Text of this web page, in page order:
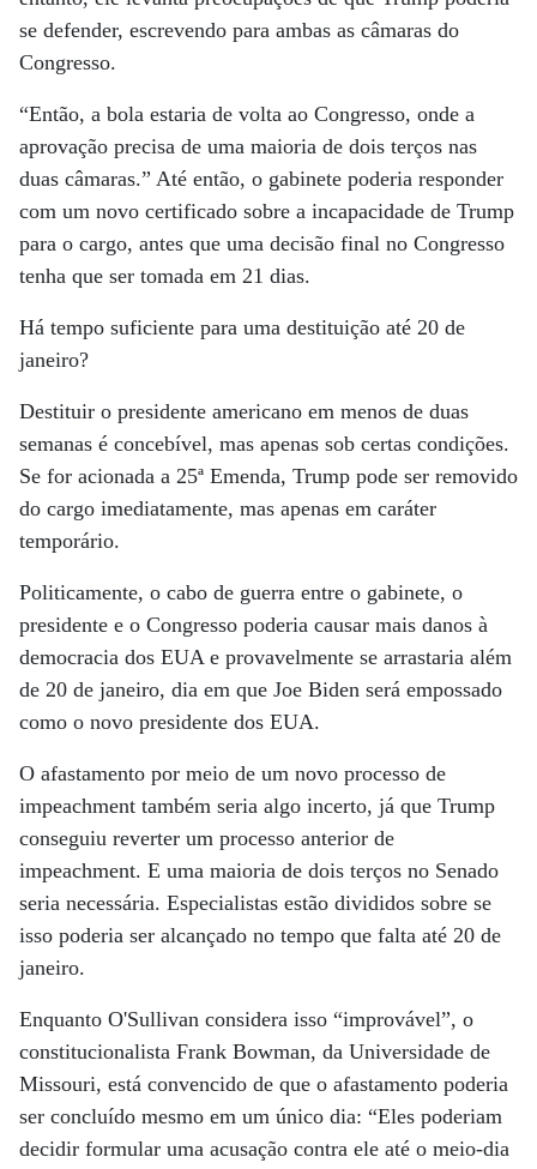
se defender, escrevendo para ambas as câmaras do
Congresso.
“Então, a bola estaria de volta ao Congresso, onde a
aprovação precisa de uma maioria de dois terços nas
duas câmaras.” Até então, o gabinete poderia responder
com um novo certificado sobre a incapacidade de Trump
para o cargo, antes que uma decisão final no Congresso
tenha que ser tomada em 21 dias.
Há tempo suficiente para uma destituição até 20 de
janeiro?
Destituir o presidente americano em menos de duas
semanas é concebível, mas apenas sob certas condições.
Se for acionada a 25ª Emenda, Trump pode ser removido
do cargo imediatamente, mas apenas em caráter
temporário.
Politicamente, o cabo de guerra entre o gabinete, o
presidente e o Congresso poderia causar mais danos à
democracia dos EUA e provavelmente se arrastaria além
de 20 de janeiro, dia em que Joe Biden será empossado
como o novo presidente dos EUA.
O afastamento por meio de um novo processo de
impeachment também seria algo incerto, já que Trump
conseguiu reverter um processo anterior de
impeachment. E uma maioria de dois terços no Senado
seria necessária. Especialistas estão divididos sobre se
isso poderia ser alcançado no tempo que falta até 20 de
janeiro.
Enquanto O'Sullivan considera isso “improvável”, o
constitucionalista Frank Bowman, da Universidade de
Missouri, está convencido de que o afastamento poderia
ser concluído mesmo em um único dia: “Eles poderiam
decidir formular uma acusação contra ele até o meio-dia